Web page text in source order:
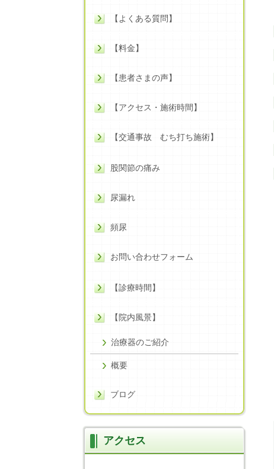
【よくある質問】
【料金】
【患者さまの声】
【アクセス・施術時間】
【交通事故 むち打ち施術】
股関節の痛み
尿漏れ
頻尿
お問い合わせフォーム
【診療時間】
【院内風景】
治療器のご紹介
概要
ブログ
アクセス